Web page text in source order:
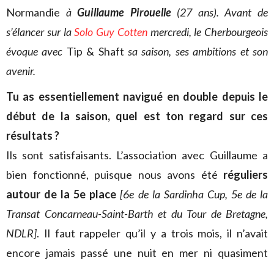
Normandie àGuillaume Pirouelle(27 ans). Avant de
s’élancer sur laSolo Guy Cottenmercredi, le Cherbourgeois
évoque avec Tip & Shaftsa saison, ses ambitions et son
avenir.
Tu as essentiellement navigué en double depuis le
début de la saison, quel est ton regard sur ces
résultats ?
Ils sont satisfaisants. L’association avec Guillaume a
bien fonctionné, puisque nous avons été réguliers
autour de la 5e place [6e de la Sardinha Cup, 5e de la
Transat Concarneau-Saint-Barth et du Tour de Bretagne,
NDLR]. Il faut rappeler qu’il y a trois mois, il n’avait
encore jamais passé une nuit en mer ni quasiment